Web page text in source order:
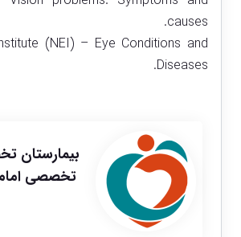
causes.
(NEI) – Eye Conditions and
Diseases.
بیمارستان
تخصصی